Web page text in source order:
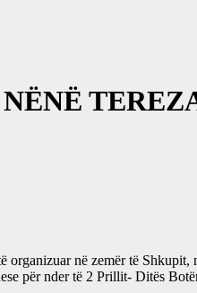
organizuar në zemër të Shkupit,
për nder të 2 Prillit- Ditës